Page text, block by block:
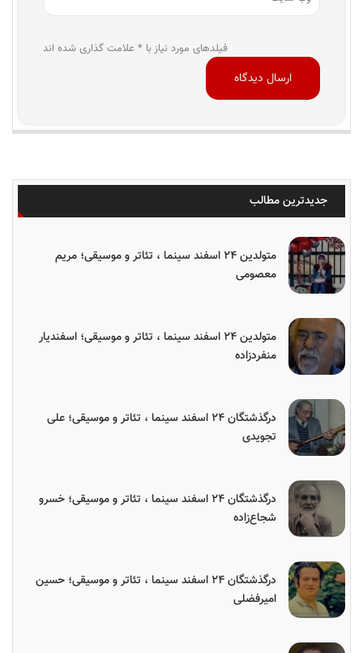
فیلدهای مورد نیاز با * علامت گذاری شده اند
جدیدترین مطالب
متولدین ۲۴ اسفند سینما ، تئاتر و موسیقی؛ مریم
معصومی
متولدین ۲۴ اسفند سینما ، تئاتر و موسیقی؛ اسفندیار
منفردزاده
درگذشتگان ۲۴ اسفند سینما ، تئاتر و موسیقی؛ علی
تجویدی
درگذشتگان ۲۴ اسفند سینما ، تئاتر و موسیقی؛ خسرو
شجاع‌زاده
درگذشتگان ۲۴ اسفند سینما ، تئاتر و موسیقی؛ حسین
امیرفضلی